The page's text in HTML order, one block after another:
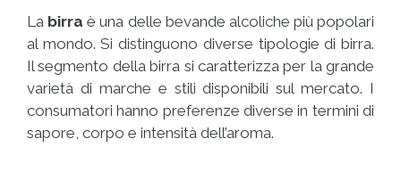
La birra è una delle bevande alcoliche più popolari
al mondo. Si distinguono diverse tipologie di birra.
Il segmento della birra si caratterizza per la grande
varietà di marche e stili disponibili sul mercato. I
consumatori hanno preferenze diverse in termini di
sapore, corpo e intensità dell’aroma.